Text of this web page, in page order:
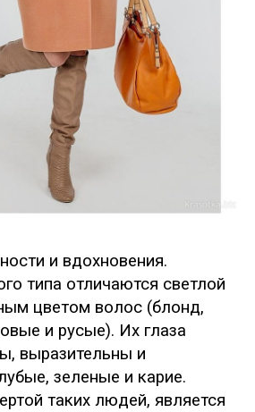
и вдохновения.
типа отличаются светлой
цветом волос (блонд,
и русые). Их глаза
выразительны и
зеленые и карие.
таких людей, является